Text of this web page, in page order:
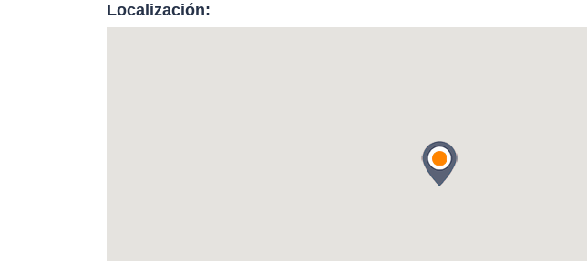
Localización: